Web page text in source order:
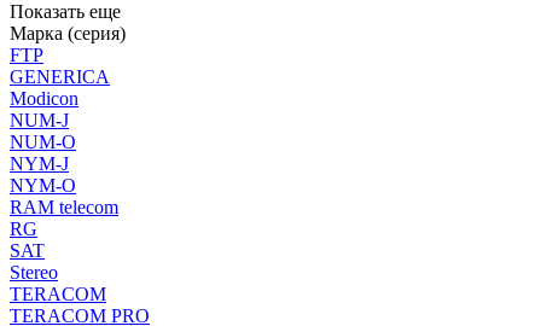
Показать еще
Марка (серия)
FTP
GENERICA
Modicon
NUM-J
NUM-O
NYM-J
NYM-O
RAM telecom
RG
SAT
Stereo
TERACOM
TERACOM PRO